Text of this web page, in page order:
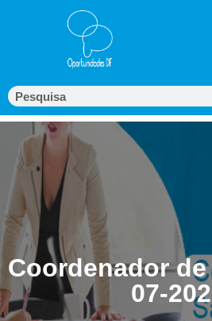
Coordenador de
07-